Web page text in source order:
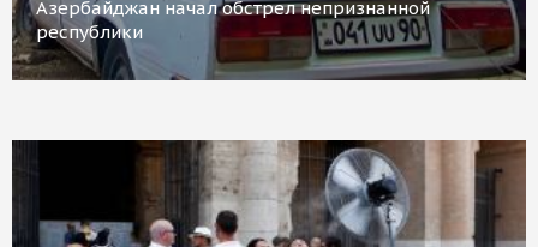
Азербайджан начал обстрел непризнанной
республики